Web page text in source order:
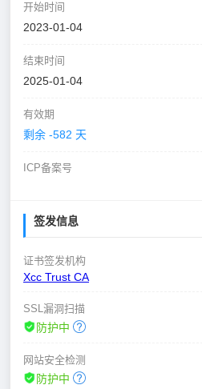
开始时间
2023-01-04
结束时间
2025-01-04
有效期
剩余 -582 天
ICP备案号
签发信息
证书签发机构
Xcc Trust CA
SSL漏洞扫描
防护中
网站安全检测
防护中